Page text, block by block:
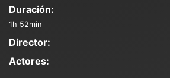
Duración:
1h 52min
Director:
Actores: